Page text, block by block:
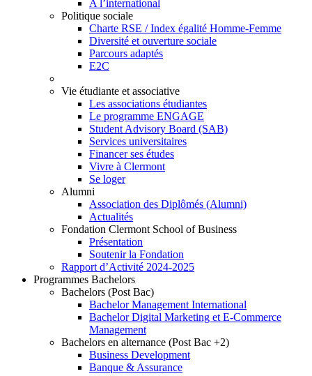
A l’international
Politique sociale
Charte RSE / Index égalité Homme-Femme
Diversité et ouverture sociale
Parcours adaptés
E2C
Vie étudiante et associative
Les associations étudiantes
Le programme ENGAGE
Student Advisory Board (SAB)
Services universitaires
Financer ses études
Vivre à Clermont
Se loger
Alumni
Association des Diplômés (Alumni)
Actualités
Fondation Clermont School of Business
Présentation
Soutenir la Fondation
Rapport d’Activité 2024-2025
Programmes Bachelors
Bachelors (Post Bac)
Bachelor Management International
Bachelor Digital Marketing et E-Commerce
Management
Bachelors en alternance (Post Bac +2)
Business Development
Banque & Assurance